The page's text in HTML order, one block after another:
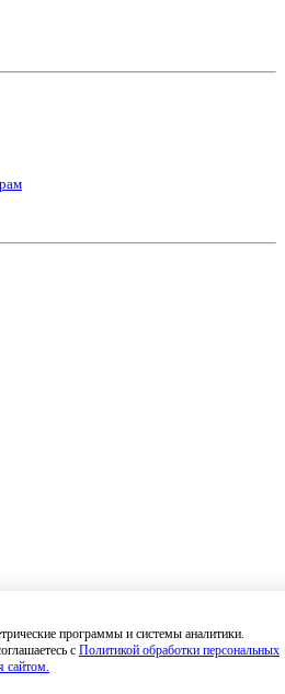
данные, Вы даете согласие на обработку
сполитикой
и носит информационный характер.
программы и системы аналитики.
с Политикой обработки персональных
сайтом.